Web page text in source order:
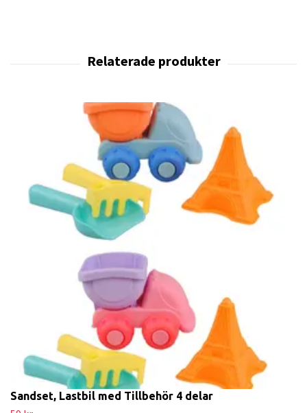
Sandset, Lastbil med Tillbehör 4 delar